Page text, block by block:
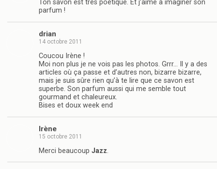
Ton savon est très poétique. Et j’aime à imaginer son
parfum !
drian
14 octobre 2011
Coucou Irène !
Moi non plus je ne vois pas les photos. Grrr… Il y a des
articles où ça passe et d’autres non, bizarre bizarre,
mais je suis sûre rien qu’à te lire que ce savon est
superbe. Son parfum aussi qui me semble tout
gourmand et chaleureux.
Bises et doux week end
Irène
15 octobre 2011
Merci beaucoup Jazz.